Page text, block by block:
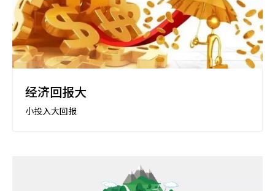
经济回报大
小投入大回报